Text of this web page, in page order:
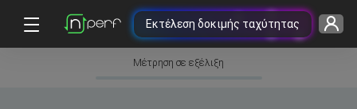
Εκτέλεση δοκιμής ταχύτητας
Μέτρηση σε εξέλιξη